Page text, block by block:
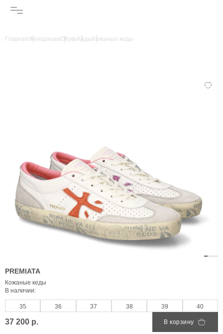
ГлавнаяЖенщинамОбувьКеды Кожаные кеды
PREMIATA
Кожаные кеды
В наличии:
35 36 37 38 39 40
37 200 р. В корзину